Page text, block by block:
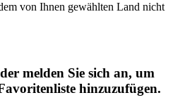
von Ihnen gewählten Land nicht
melden Sie sich an, um
hinzuzufügen.